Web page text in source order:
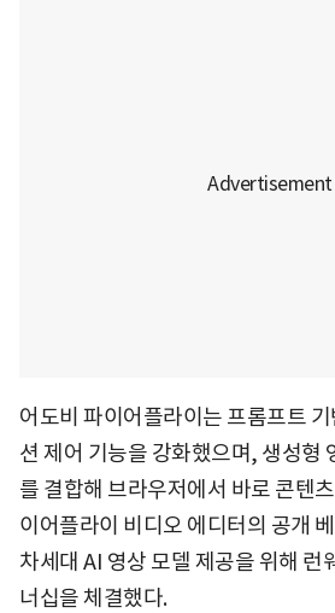
어도비 파이어플라이는 프롬프트
션 제어 기능을 강화했으며, 생성형
를 결합해 브라우저에서 바로 콘텐
이어플라이 비디오 에디터의 공개
차세대 AI 영상 모델 제공을 위해 런
너십을 체결했다.